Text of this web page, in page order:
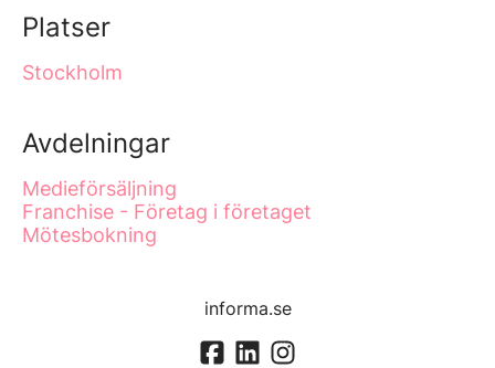
Platser
Stockholm
Avdelningar
Medieförsäljning
Franchise - Företag i företaget
Mötesbokning
informa.se